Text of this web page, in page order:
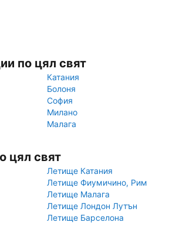
по цял свят
Катания
Болоня
София
Милано
Малага
цял свят
Летище Катания
Летище Фиумичино, Рим
Летище Малага
Летище Лондон Лутън
Летище Барселона